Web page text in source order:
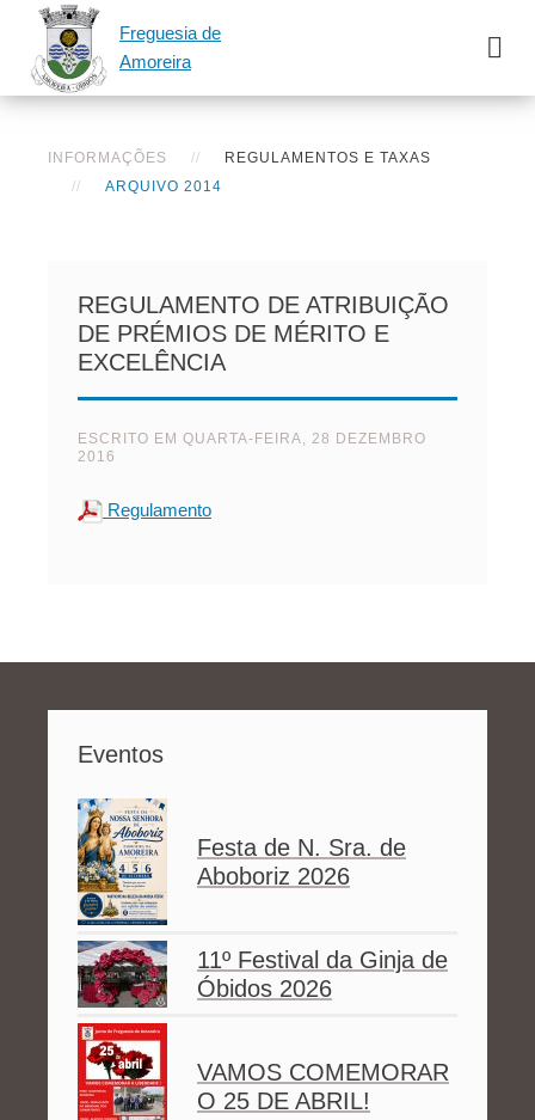
Freguesia de
Amoreira
INFORMAÇÕES
REGULAMENTOS E TAXAS
ARQUIVO 2014
REGULAMENTO DE ATRIBUIÇÃO
DE PRÉMIOS DE MÉRITO E
EXCELÊNCIA
ESCRITO EM QUARTA-FEIRA, 28 DEZEMBRO
2016
Regulamento
Eventos
Festa de N. Sra. de
Aboboriz 2026
11º Festival da Ginja de
Óbidos 2026
VAMOS COMEMORAR
O 25 DE ABRIL!